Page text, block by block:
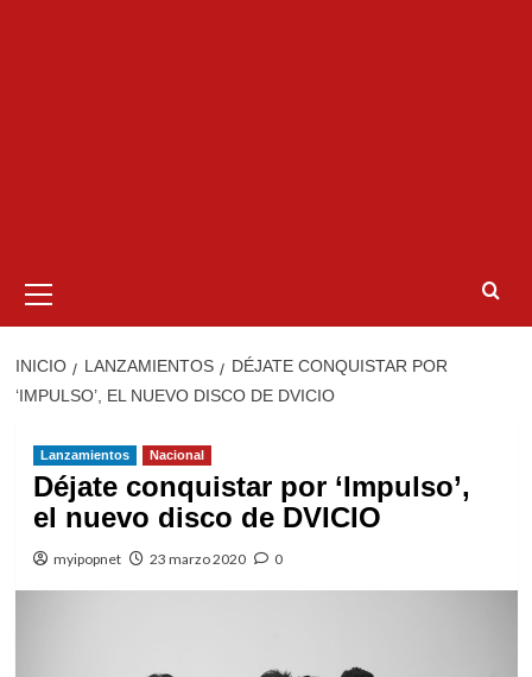
primario
INICIO LANZAMIENTOS
DÉJATE CONQUISTAR POR
‘IMPULSO’, EL NUEVO DISCO DE DVICIO
Lanzamientos Nacional
Déjate conquistar por ‘Impulso’,
el nuevo disco de DVICIO
myipopnet 23 marzo 2020 0